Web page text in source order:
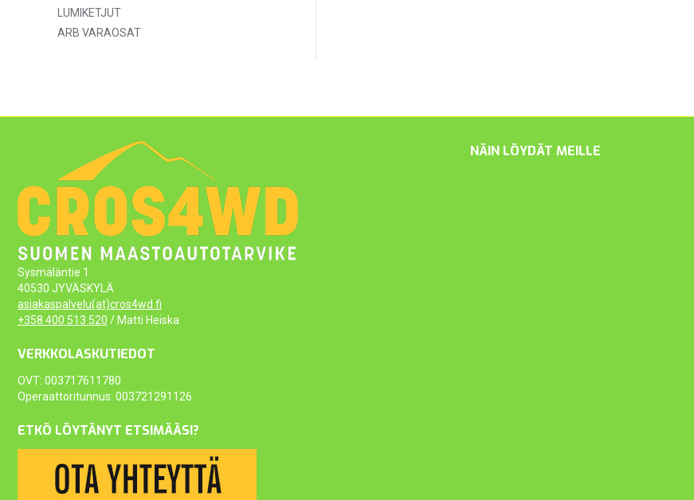
LUMIKETJUT
ARB VARAOSAT
Sysmäläntie 1
40530 JYVÄSKYLÄ
asiakaspalvelu(at)cros4wd.fi
+358 400 513 520 / Matti Heiska
VERKKOLASKUTIEDOT
OVT: 003717611780
Operaattoritunnus: 003721291126
ETKÖ LÖYTÄNYT ETSIMÄÄSI?
NÄIN LÖYDÄT MEILLE